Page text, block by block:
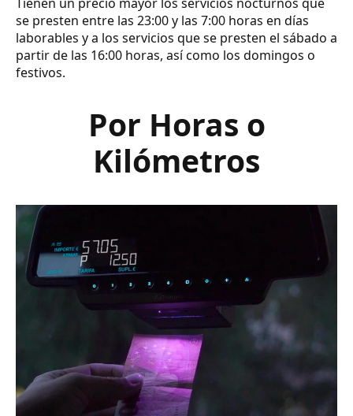
se presten entre las 23:00 y las 7:00 horas en días
laborables y a los servicios que se presten el sábado a
partir de las 16:00 horas, así como los domingos o
festivos.
Por Horas o
Kilómetros